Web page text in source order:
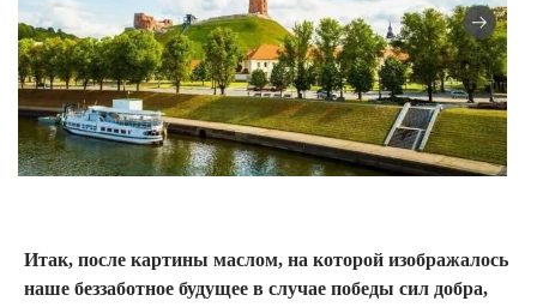
Итак, после картины маслом, на которой изображалось
наше беззаботное будущее в случае победы сил добра,